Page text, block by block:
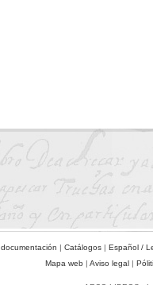
| Catálogos | Español /
Mapa web | Aviso legal |